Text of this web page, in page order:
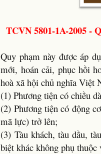
TCVN 5801-1A-2005 -
Quy phạm này được áp
mới, hoán cải, phục hồi
hoà xã hội chủ nghĩa Việt
(1) Phương tiện có chiều
(2) Phương tiện có động
mã lực) trở lên;
(3) Tàu khách, tàu dầu,
biệt khác không phụ